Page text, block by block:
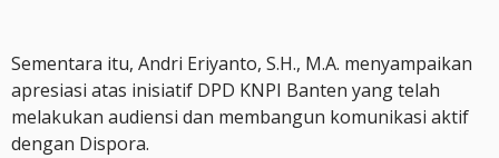
Sementara itu, Andri Eriyanto, S.H., M.A. menyampaikan
apresiasi atas inisiatif DPD KNPI Banten yang telah
melakukan audiensi dan membangun komunikasi aktif
dengan Dispora.